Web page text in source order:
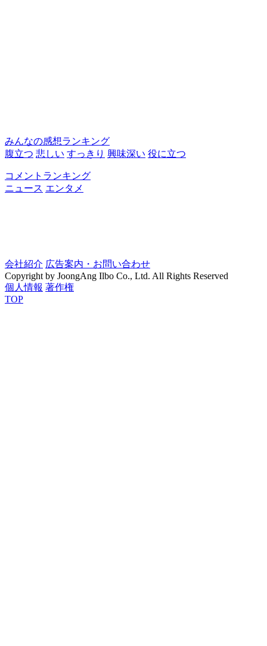
みんなの感想ランキング
腹立つ 悲しい すっきり 興味深い 役に立つ
コメントランキング
ニュース エンタメ
会社紹介 広告案内・お問い合わせ
Copyright by JoongAng Ilbo Co., Ltd. All Rights Reserved
個人情報 著作権
TOP